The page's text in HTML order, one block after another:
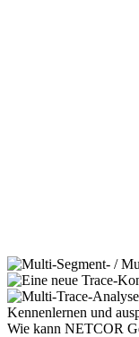
Kennenlernen und
Wie kann NETCOR